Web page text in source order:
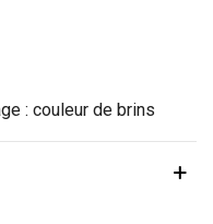
: couleur de brins